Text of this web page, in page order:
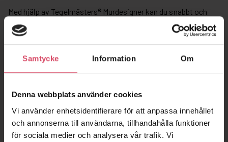
Samtycke Information Om
Denna webbplats använder cookies
Vi använder enhetsidentifierare för att anpassa innehållet
och annonserna till användarna, tillhandahålla funktioner
för sociala medier och analysera vår trafik. Vi
Med hjälp av Tegelmästers® Murdesigner kan du snabbt och
enkelt visualisera vårt breda sortiment av tegel. Välj tegel,
murbruk och förband. Du kan även blanda olika tegelsorter.
Exportera din textur och applicera till din 3D-konstruktion. Du
hittar en beskrivning över hur du lägger in bilden i ditt 3D-
program, underBIM.